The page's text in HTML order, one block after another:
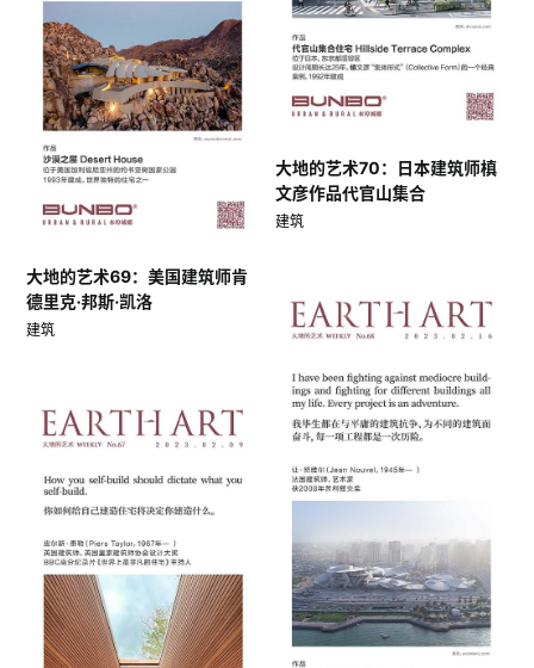
大地的艺术70：日本建筑师槙
文彦作品代官山集合
建筑
大地的艺术69：美国建筑师肯
德里克·邦斯·凯洛
建筑